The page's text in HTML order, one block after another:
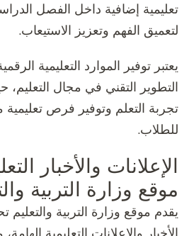
تعليمية إضافية داخل الفصل
لتعميق الفهم وتعزيز الاستيعاب.
يعتبر توفير الموارد التعليمية
التطوير التقني في مجال
تجربة التعلم وتوفير فرص تعليمية
للطلاب.
الإعلانات والأخبار
موقع وزارة التربية
يقدم موقع وزارة التربية